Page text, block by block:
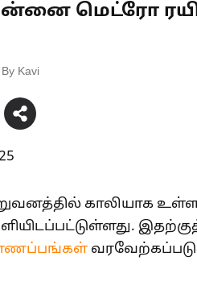
மெட்ரோ
By Kavi
காலியாக